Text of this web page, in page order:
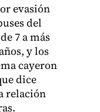
evasión
del
7 a más
y los
cayeron
dice
relación